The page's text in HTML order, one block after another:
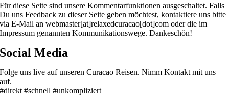
Für diese Seite sind unsere Kommentarfunktionen ausgeschaltet. Falls
Du uns Feedback zu dieser Seite geben möchtest, kontaktiere uns bitte
via E-Mail an webmaster[at]relaxedcuracao[dot]com oder die im
Impressum genannten Kommunikationswege. Dankeschön!
Social Media
Folge uns live auf unseren Curacao Reisen. Nimm Kontakt mit uns
auf.
#direkt #schnell #unkompliziert